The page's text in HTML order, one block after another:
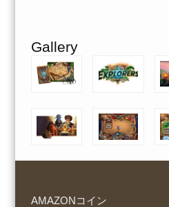
Gallery
AMAZONコイン